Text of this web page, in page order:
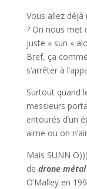
Vous allez déjà
? On nous met
juste « sun »
Bref, ça
s’arrêter à
Surtout quand
messieurs
entourés d’un
aime ou on
Mais SUNN
de drone métal
O’Malley en